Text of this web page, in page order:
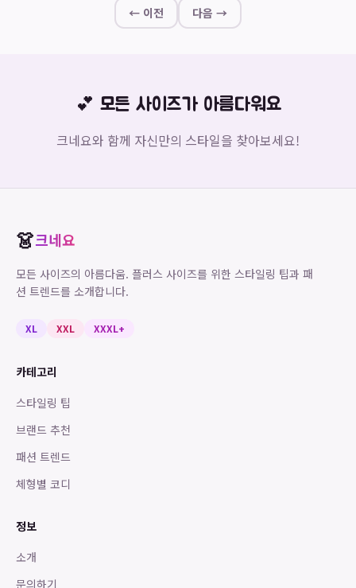
← 이전 다음 →
💕 모든 사이즈가 아름다워요
크네요와 함께 자신만의 스타일을 찾아보세요!
👗크네요
모든 사이즈의 아름다움. 플러스 사이즈를 위한 스타일링 팁과 패
션 트렌드를 소개합니다.
XL XXL XXXL+
카테고리
스타일링 팁
브랜드 추천
패션 트렌드
체형별 코디
정보
소개
문의하기